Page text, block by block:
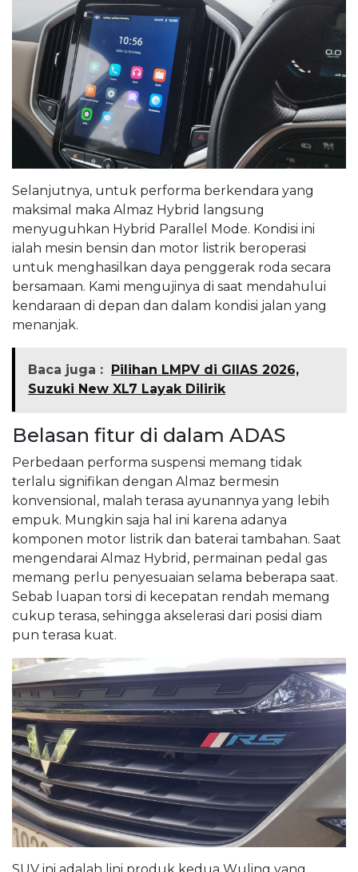
Selanjutnya, untuk performa berkendara yang
maksimal maka Almaz Hybrid langsung
menyuguhkan Hybrid Parallel Mode. Kondisi ini
ialah mesin bensin dan motor listrik beroperasi
untuk menghasilkan daya penggerak roda secara
bersamaan. Kami mengujinya di saat mendahului
kendaraan di depan dan dalam kondisi jalan yang
menanjak.
Baca juga :
Pilihan LMPV di GIIAS 2026,
Suzuki New XL7 Layak Dilirik
Belasan fitur di dalam ADAS
Perbedaan performa suspensi memang tidak
terlalu signifikan dengan Almaz bermesin
konvensional, malah terasa ayunannya yang lebih
empuk. Mungkin saja hal ini karena adanya
komponen motor listrik dan baterai tambahan. Saat
mengendarai Almaz Hybrid, permainan pedal gas
memang perlu penyesuaian selama beberapa saat.
Sebab luapan torsi di kecepatan rendah memang
cukup terasa, sehingga akselerasi dari posisi diam
pun terasa kuat.